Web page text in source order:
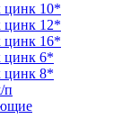
цинк 10*
цинк 12*
цинк 16*
цинк 6*
цинк 8*
п